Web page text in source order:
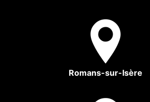
Romans-sur-Isère